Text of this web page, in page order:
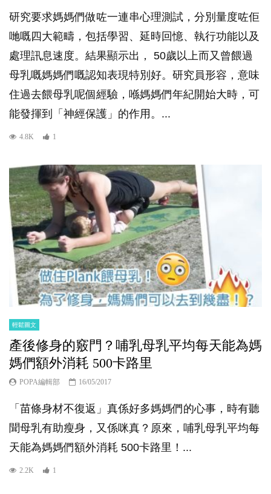
研究要求媽媽們做咗一連串心理測試，分別量度咗佢
哋嘅四大範疇，包括學習、延時回憶、執行功能以及
處理訊息速度。結果顯示出， 50歲以上而又曾餵過
母乳嘅媽媽們嘅認知表現特別好。研究員形容，意味
住過去餵母乳呢個經驗，喺媽媽們年紀開始大時，可
能發揮到「神經保護」的作用。...
4.8K 1
輕鬆圖文
產後修身的竅門？哺乳母乳平均每天能為媽
媽們額外消耗 500卡路里
POPA編輯部 16/05/2017
「苗條身材不復返」真係好多媽媽們的心事，時有聽
聞母乳有助瘦身，又係咪真？原來，哺乳母乳平均每
天能為媽媽們額外消耗 500卡路里！...
2.2K 1